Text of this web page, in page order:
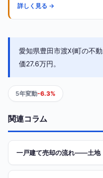
詳しく見る →
愛知県豊田市渡刈町の不
価27.6万円。
5年変動-6.3%
関連コラム
一戸建て売却の流れ——土地